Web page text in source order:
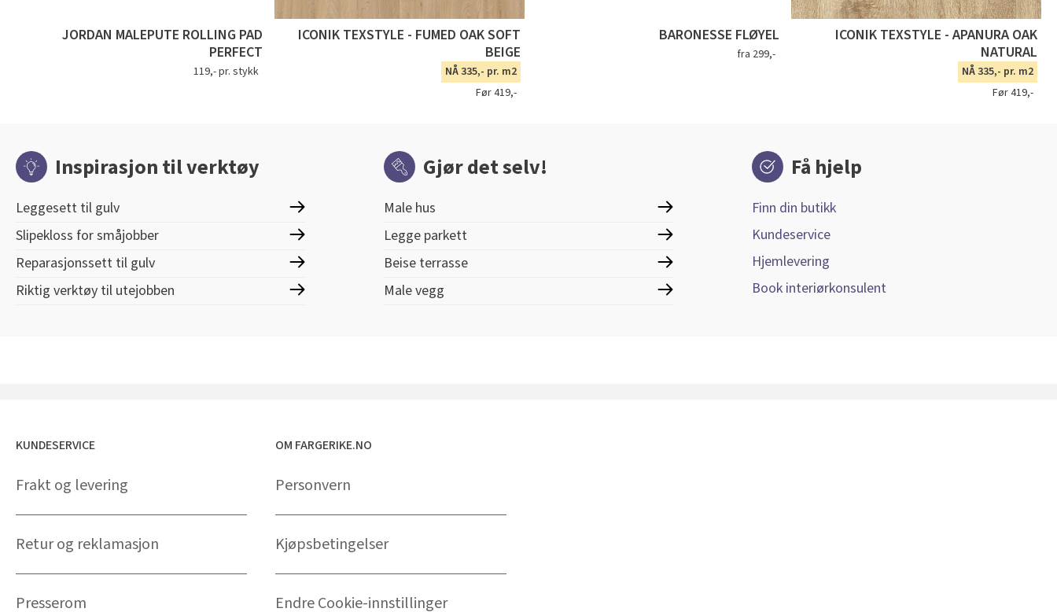
JORDAN MALEPUTE ROLLING PAD
PERFECT
119,- pr. stykk
ICONIK TEXSTYLE - FUMED OAK SOFT
BEIGE
NÅ 335,- pr. m2
Før 419,-
BARONESSE FLØYEL
fra 299,-
ICONIK TEXSTYLE - APANURA OAK
NATURAL
NÅ 335,- pr. m2
Før 419,-
Inspirasjon til verktøy
Leggesett til gulv
Slipekloss for småjobber
Reparasjonssett til gulv
Riktig verktøy til utejobben
Gjør det selv!
Male hus
Legge parkett
Beise terrasse
Male vegg
Få hjelp
Finn din butikk
Kundeservice
Hjemlevering
Book interiørkonsulent
KUNDESERVICE
Frakt og levering
Retur og reklamasjon
Presserom
OM FARGERIKE.NO
Personvern
Kjøpsbetingelser
Endre Cookie-innstillinger